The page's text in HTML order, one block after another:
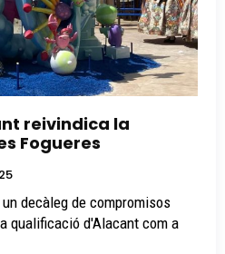
reivindica la
Fogueres
decàleg de compromisos
qualificació d'Alacant com a